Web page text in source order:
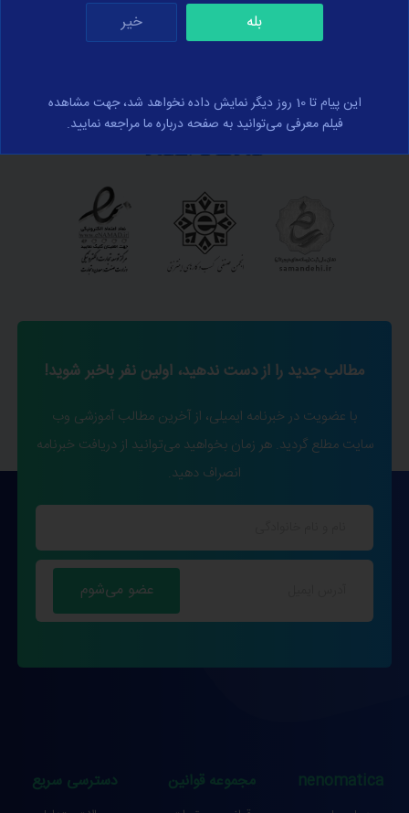
نمادهای اعتماد
مطالب جدید را از دست ندهید، اولین نفر باخبر شوید!
با عضویت در خبرنامه ایمیلی، از آخرین مطالب آموزشی وب
سایت مطلع گردید. هر زمان بخواهید می‌توانید از دریافت خبرنامه
انصراف دهید.
nenomatica مجموعه قوانین دسترسی سریع
بله خیر
این پیام تا 10 روز دیگر نمایش داده نخواهد شد، جهت مشاهده
فیلم معرفی می‌توانید به صفحه درباره ما مراجعه نمایید.